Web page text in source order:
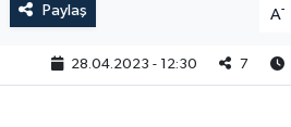
Paylaş A-
28.04.2023 - 12:30 7